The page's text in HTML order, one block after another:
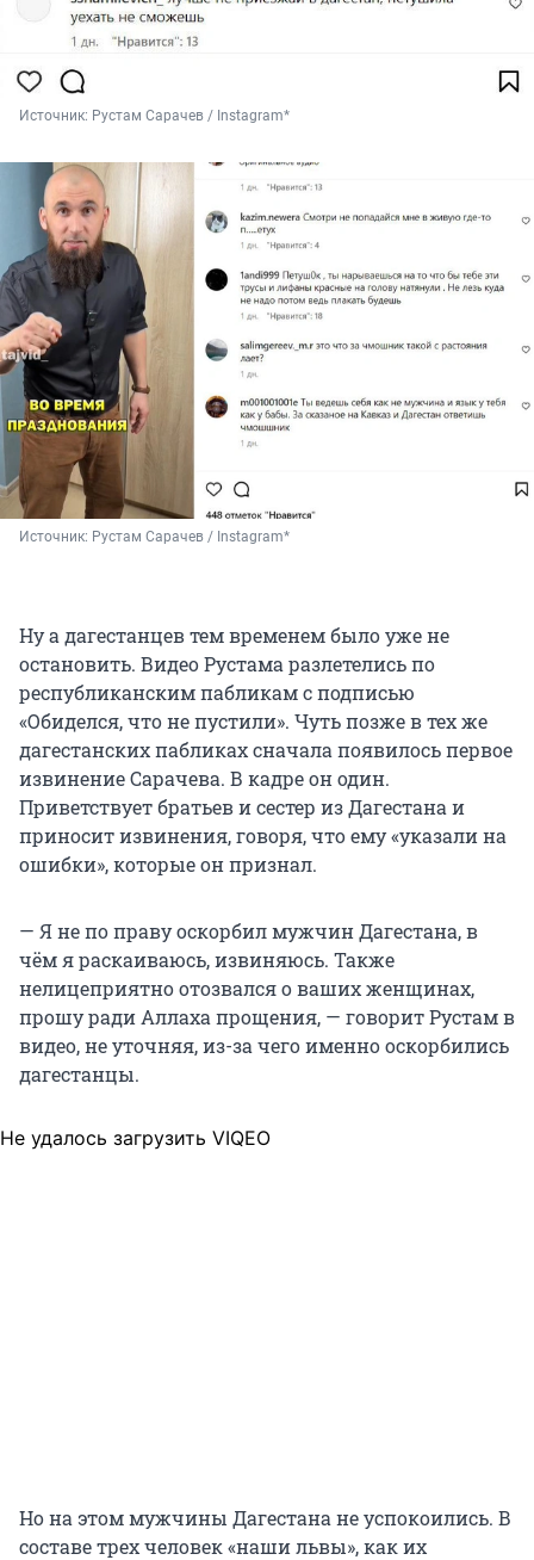
Источник: Рустам Сарачев / Instagram*
Источник: Рустам Сарачев / Instagram*
Ну а дагестанцев тем временем было уже не
остановить. Видео Рустама разлетелись по
республиканским пабликам с подписью
«Обиделся, что не пустили». Чуть позже в тех же
дагестанских пабликах сначала появилось первое
извинение Сарачева. В кадре он один.
Приветствует братьев и сестер из Дагестана и
приносит извинения, говоря, что ему «указали на
ошибки», которые он признал.
— Я не по праву оскорбил мужчин Дагестана, в
чём я раскаиваюсь, извиняюсь. Также
нелицеприятно отозвался о ваших женщинах,
прошу ради Аллаха прощения, — говорит Рустам в
видео, не уточняя, из-за чего именно оскорбились
дагестанцы.
Не удалось загрузить VIQEO
Но на этом мужчины Дагестана не успокоились. В
составе трех человек «наши львы», как их